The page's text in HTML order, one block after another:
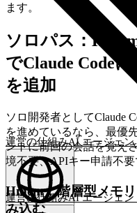
運営の仕組みAI エージェン
運営の仕組みAI エージェン
ます。
ソロパス：
でClaude Code
を追加
ソロ開発者としてClaude
を進めているなら、最優
ントに前回の会話を覚え
境不要、APIキー申請不要
Hmem：階層型メモ
み込む